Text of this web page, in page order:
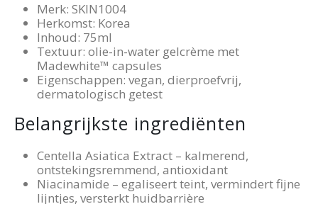
Merk: SKIN1004
Herkomst: Korea
Inhoud: 75ml
Textuur: olie-in-water gelcrème met
Madewhite™ capsules
Eigenschappen: vegan, dierproefvrij,
dermatologisch getest
Belangrijkste ingrediënten
Centella Asiatica Extract – kalmerend,
ontstekingsremmend, antioxidant
Niacinamide – egaliseert teint, vermindert fijne
lijntjes, versterkt huidbarrière